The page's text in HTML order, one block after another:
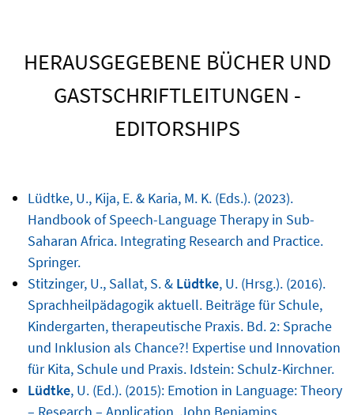
HERAUSGEGEBENE BÜCHER UND
GASTSCHRIFTLEITUNGEN -
EDITORSHIPS
Lüdtke, U., Kija, E. & Karia, M. K. (Eds.). (2023).
Handbook of Speech-Language Therapy in Sub-
Saharan Africa. Integrating Research and Practice.
Springer.
Stitzinger, U., Sallat, S. & Lüdtke, U. (Hrsg.). (2016).
Sprachheilpädagogik aktuell. Beiträge für Schule,
Kindergarten, therapeutische Praxis. Bd. 2: Sprache
und Inklusion als Chance?! Expertise und Innovation
für Kita, Schule und Praxis. Idstein: Schulz-Kirchner.
Lüdtke, U. (Ed.). (2015): Emotion in Language: Theory